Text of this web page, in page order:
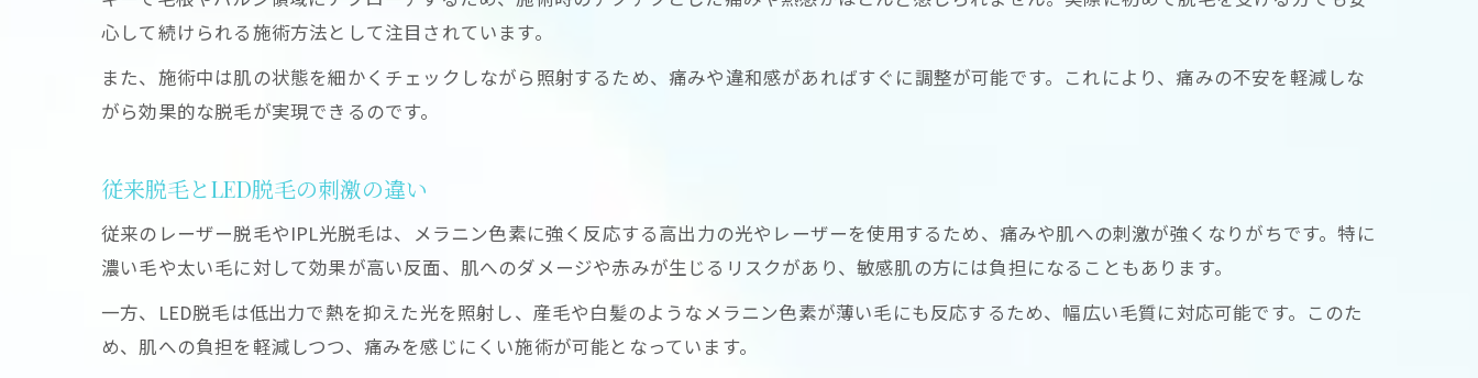
LED脱毛の抜けるまでの流れ解説
産毛や白髪にも対応する脱毛法の新常識
産毛に強いLED脱毛の効果を徹底解説
LED脱毛で白髪にも対応できる仕組み
心して続けられる施術方法として注目されています。
また、施術中は肌の状態を細かくチェックしながら照射するため、痛みや違和感があればすぐに調整が可能です。これにより、痛みの不安を軽減しな
がら効果的な脱毛が実現できるのです。
従来脱毛とLED脱毛の刺激の違い
従来のレーザー脱毛やIPL光脱毛は、メラニン色素に強く反応する高出力の光やレーザーを使用するため、痛みや肌への刺激が強くなりがちです。特に
濃い毛や太い毛に対して効果が高い反面、肌へのダメージや赤みが生じるリスクがあり、敏感肌の方には負担になることもあります。
一方、LED脱毛は低出力で熱を抑えた光を照射し、産毛や白髪のようなメラニン色素が薄い毛にも反応するため、幅広い毛質に対応可能です。このた
め、肌への負担を軽減しつつ、痛みを感じにくい施術が可能となっています。
お問い合わせはこちら
お問い合わせはこちら